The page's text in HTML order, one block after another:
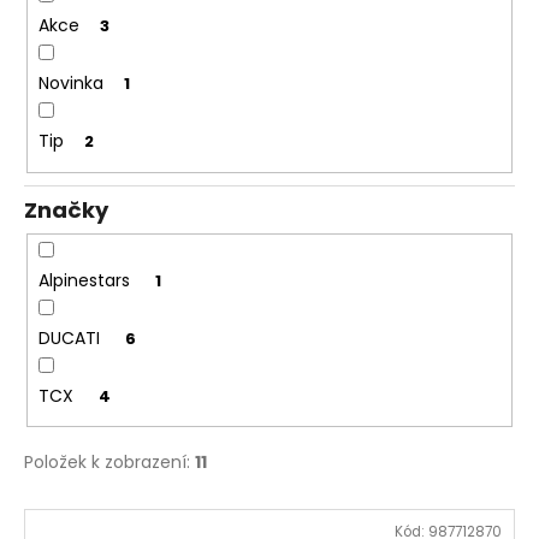
ůAkce 3
Novinka 1
Tip 2
Značky
Alpinestars 1
DUCATI 6
TCX 4
Položek k zobrazení: 11
V Kód: 987712870
a
D
p
o
u